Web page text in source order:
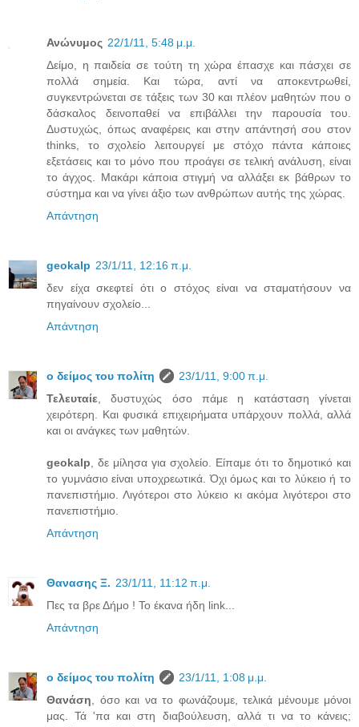
Ανώνυμος 22/1/11, 5:48 μ.μ.
Δείμο, η παιδεία σε τούτη τη χώρα έπασχε και πάσχει σε
πολλά σημεία. Και τώρα, αντί να αποκεντρωθεί,
συγκεντρώνεται σε τάξεις των 30 και πλέον μαθητών που ο
δάσκαλος δεινοπαθεί να επιβάλλει την παρουσία του.
Δυστυχώς, όπως αναφέρεις και στην απάντησή σου στον
thinks, το σχολείο λειτουργεί με στόχο πάντα κάποιες
εξετάσεις και το μόνο που προάγει σε τελική ανάλυση, είναι
το άγχος. Μακάρι κάποια στιγμή να αλλάξει εκ βάθρων το
σύστημα και να γίνει άξιο των ανθρώπων αυτής της χώρας.
Απάντηση
geokalp 23/1/11, 12:16 π.μ.
δεν είχα σκεφτεί ότι ο στόχος είναι να σταματήσουν να
πηγαίνουν σχολείο...
Απάντηση
ο δείμος του πολίτη
23/1/11, 9:00 π.μ.
Τελευταίε , δυστυχώς όσο πάμε η κατάσταση γίνεται
χειρότερη. Και φυσικά επιχειρήματα υπάρχουν πολλά, αλλά
και οι ανάγκες των μαθητών.
geokalp , δε μίλησα για σχολείο. Είπαμε ότι το δημοτικό και
το γυμνάσιο είναι υποχρεωτικά. Όχι όμως και το λύκειο ή το
πανεπιστήμιο. Λιγότεροι στο λύκειο κι ακόμα λιγότεροι στο
πανεπιστήμιο.
Απάντηση
Θανασης Ξ. 23/1/11, 11:12 π.μ.
Πες τα βρε Δήμο ! Το έκανα ήδη link...
Απάντηση
ο δείμος του πολίτη
23/1/11, 1:08 μ.μ.
Θανάση , όσο και να το φωνάζουμε, τελικά μένουμε μόνοι
μας. Τά 'πα και στη διαβούλευση, αλλά τι να το κάνεις;